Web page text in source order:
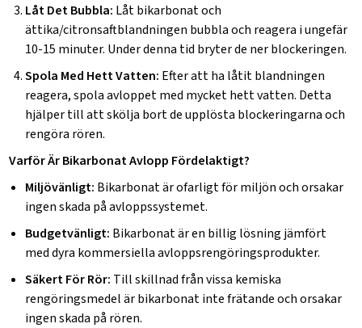
Låt Det Bubbla: Låt bikarbonat och
ättika/citronsaftblandningen bubbla och reagera i ungefär
10-15 minuter. Under denna tid bryter de ner blockeringen.
Spola Med Hett Vatten: Efter att ha låtit blandningen
reagera, spola avloppet med mycket hett vatten. Detta
hjälper till att skölja bort de upplösta blockeringarna och
rengöra rören.
Varför Är Bikarbonat Avlopp Fördelaktigt?
Miljövänligt: Bikarbonat är ofarligt för miljön och orsakar
ingen skada på avloppssystemet.
Budgetvänligt: Bikarbonat är en billig lösning jämfört
med dyra kommersiella avloppsrengöringsprodukter.
Säkert För Rör: Till skillnad från vissa kemiska
rengöringsmedel är bikarbonat inte frätande och orsakar
ingen skada på rören.